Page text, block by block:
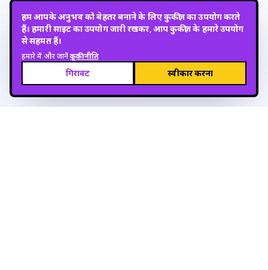
हम आपके अनुभव को बेहतर बनाने के लिए कुकीज़ का उपयोग करते
हैं। हमारी साइट का उपयोग जारी रखकर, आप कुकीज़ के हमारे उपयोग
से सहमत हैं।
हमारे में और जानें कूकी नीति
गिरावट स्वीकार करना